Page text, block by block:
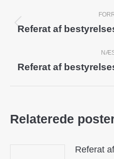
navigation
Referat af
Referat af
Relaterede
Referat